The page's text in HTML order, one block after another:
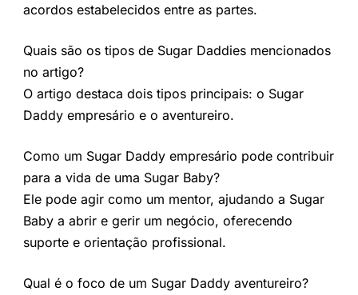
acordos estabelecidos entre as partes.
Quais são os tipos de Sugar Daddies mencionados
no artigo?
O artigo destaca dois tipos principais: o Sugar
Daddy empresário e o aventureiro.
Como um Sugar Daddy empresário pode contribuir
para a vida de uma Sugar Baby?
Ele pode agir como um mentor, ajudando a Sugar
Baby a abrir e gerir um negócio, oferecendo
suporte e orientação profissional.
Qual é o foco de um Sugar Daddy aventureiro?